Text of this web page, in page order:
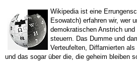
Wikipedia ist eine
Esowatch) erfahren wir, wer
demokratischen Anstrich
steuern. Das Dumme und
Verteufelten, Diffamierten
und das sogar über die, die geheim bleiben